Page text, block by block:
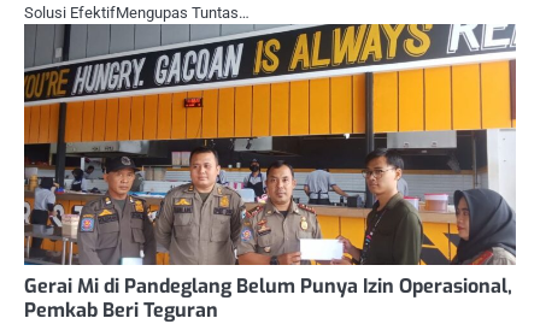
Solusi EfektifMengupas Tuntas…
Gerai Mi di Pandeglang Belum Punya Izin Operasional,
Pemkab Beri Teguran